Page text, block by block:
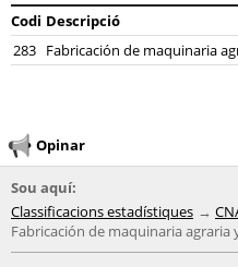
Codi Descripció
283 Fabricación de maquinaria
Opinar
Sou aquí:
Classificacions estadístiques
Fabricación de maquinaria agraria